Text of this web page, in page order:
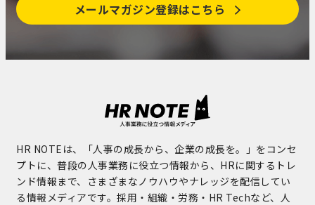
メールマガジン登録はこちら
HR NOTEは、「人事の成長から、企業の成長を。」をコンセ
プトに、普段の人事業務に役立つ情報から、HRに関するトレ
ンド情報まで、さまざまなノウハウやナレッジを配信してい
る情報メディアです。採用・組織・労務・HR Techなど、人